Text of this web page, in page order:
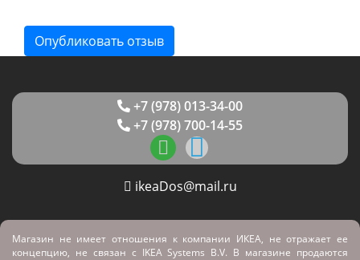
+7 (978) 013-34-00
+7 (978) 700-14-55
ikeaDos@mail.ru
Магазин не имеет отношения к компании ИКЕА, не отражает ее
концепцию, не связан с IKEA Systems B.V. В магазине продаются